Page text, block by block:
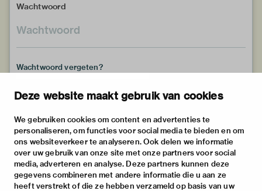
Deze website maakt gebruik van cookies
We gebruiken cookies om content en advertenties te
personaliseren, om functies voor social media te bieden en om
ons websiteverkeer te analyseren. Ook delen we informatie
over uw gebruik van onze site met onze partners voor social
media, adverteren en analyse. Deze partners kunnen deze
gegevens combineren met andere informatie die u aan ze
heeft verstrekt of die ze hebben verzameld op basis van uw
Wachtwoord
Wachtwoord vergeten?